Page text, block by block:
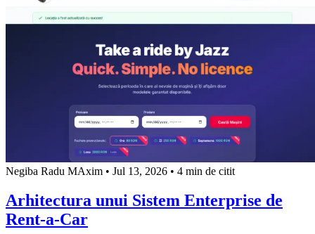
Negiba Radu MAxim • Jul 13, 2026 • 4 min de citit
Arhitectura unui Sistem Enterprise de
Rent-a-Car